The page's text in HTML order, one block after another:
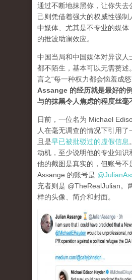
通过不断地抹黑你，让你失去
己则凭借着强大的权威性强制
中媒体、尤其是不专业的媒体
的推波助澜效应。
中国当局和中国媒体对异议人
都不陌生，基本可以无需赘述
言之“每一种权力都会恼羞成怒
Assange 的经历就是最好的
与的抹黑令人焦虑的程度丝毫
日前，一位名为 Michael
人在毫无调查的情况下引用
且是早已被批驳过的虚假信息
动机，至少说明他的专业知识
他的截图是真实的，但账号不
Assange 的账号是
充者则是 @TheRealJulian。
样的头像、简介和封面。